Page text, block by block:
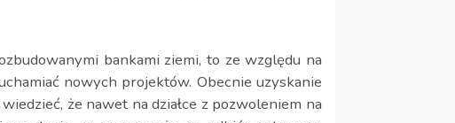
bankami ziemi, to ze względu na
nowych projektów. Obecnie uzyskanie
że nawet na działce z pozwoleniem na